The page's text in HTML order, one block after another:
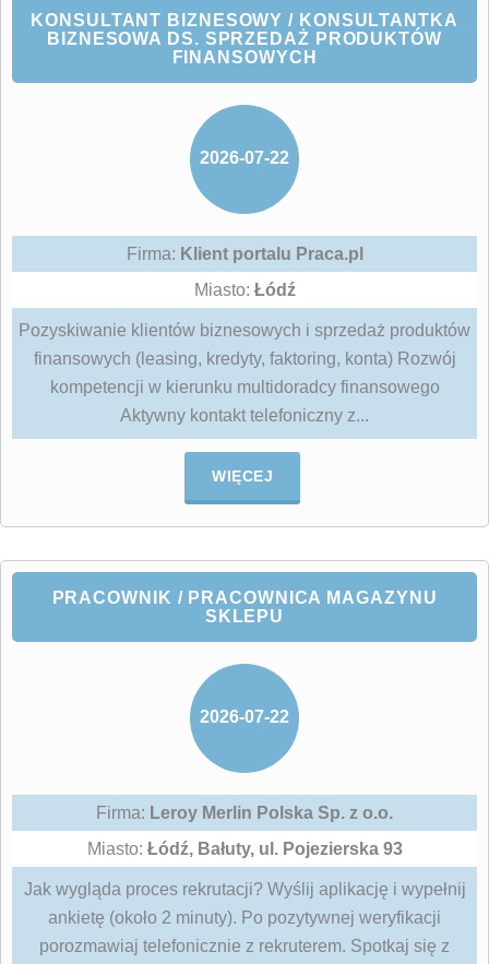
KONSULTANT BIZNESOWY / KONSULTANTKA
BIZNESOWA DS. SPRZEDAŻ PRODUKTÓW
FINANSOWYCH
2026-07-22
Firma: Klient portalu Praca.pl
Miasto: Łódź
Pozyskiwanie klientów biznesowych i sprzedaż produktów
finansowych (leasing, kredyty, faktoring, konta) Rozwój
kompetencji w kierunku multidoradcy finansowego
Aktywny kontakt telefoniczny z...
WIĘCEJ
PRACOWNIK / PRACOWNICA MAGAZYNU
SKLEPU
2026-07-22
Firma: Leroy Merlin Polska Sp. z o.o.
Miasto: Łódź, Bałuty, ul. Pojezierska 93
Jak wygląda proces rekrutacji? Wyślij aplikację i wypełnij
ankietę (około 2 minuty). Po pozytywnej weryfikacji
porozmawiaj telefonicznie z rekruterem. Spotkaj się z